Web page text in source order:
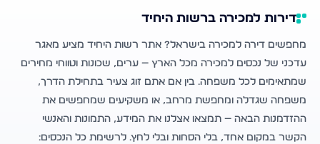
דירות למכירה ברשות היחיד
מחפשים דירה למכירה בישראל? אתר רשות היחיד מציע מאגר
עדכני של נכסים למכירה מכל הארץ — ערים, שכונות וטווחי מחירים
שמתאימים לכל משפחה. בין אם אתם זוג צעיר בתחילת הדרך,
משפחה שגדלה ומחפשת מרחב, או משקיעים שמחפשים את
ההזדמנות הבאה — תמצאו אצלנו את המידע, התמונות והאנשי
הקשר במקום אחד, בלי הסחות ובלי לחץ. לרשימת כל הנכסים: